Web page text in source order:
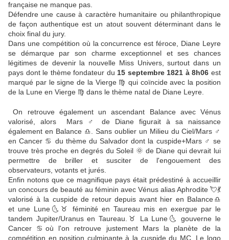
française ne manque pas.
Défendre une cause à caractère humanitaire ou philanthropique
de façon authentique est un atout souvent déterminant dans le
choix final du jury.
Dans une compétition où la concurrence est féroce, Diane Leyre
se démarque par son charme exceptionnel et ses chances
légitimes de devenir la nouvelle Miss Univers, surtout dans un
pays dont le thème fondateur du 15 septembre 1821 à 8h06 est
marqué par le signe de la Vierge ♍ qui coïncide avec la position
de la Lune en Vierge ♍ dans le thème natal de Diane Leyre.
On retrouve également un ascendant Balance avec Vénus
valorisé, alors Mars ♂️ de Diane figurait à sa naissance
également en Balance ♎. Sans oublier un Milieu du Ciel/Mars ♂️
en Cancer ♋ du thème du Salvador dont la cuspide+Mars ♂️ se
trouve très proche en degrés du Soleil 🌞 de Diane qui devrait lui
permettre de briller et susciter de l'engouement des
observateurs, votants et jurés.
Enfin notons que ce magnifique pays était prédestiné à accueillir
un concours de beauté au féminin avec Vénus alias Aphrodite 💘💃
valorisé à la cuspide de retour depuis avant hier en Balance♎
et une Lune🌜♉ féminité en Taureau mis en exergue par le
tandem Jupiter/Uranus en Taureau.♉ La Lune🌜 gouverne le
Cancer ♋où l'on retrouve justement Mars la planète de la
compétition en position culminante à la cuspide du MC. Le logo